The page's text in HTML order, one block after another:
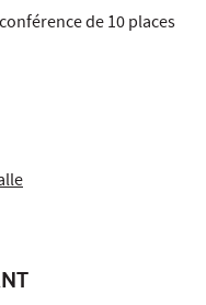
de 10 places